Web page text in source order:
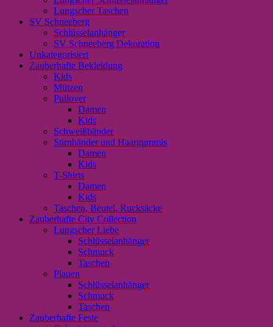
Lungscher Taschen
SV Schneeberg
Schlüsselanhänger
SV Schneeberg Dekoration
Unkategorisiert
Zauberhafte Bekleidung
Kids
Mützen
Pullover
Damen
Kids
Schweißbänder
Stirnbänder und Haargummis
Damen
Kids
T-Shirts
Damen
Kids
Taschen, Beutel, Rucksäcke
Zauberhafte City Collection
Lungscher Liebe
Schlüsselanhänger
Schmuck
Taschen
Plauen
Schlüsselanhänger
Schmuck
Taschen
Zauberhafte Feste